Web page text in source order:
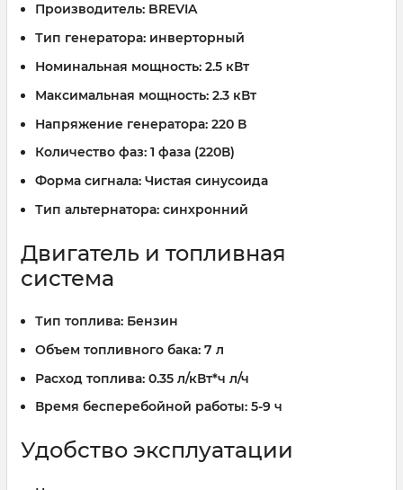
Производитель: BREVIA
Тип генератора: инверторный
Номинальная мощность: 2.5 кВт
Максимальная мощность: 2.3 кВт
Напряжение генератора: 220 В
Количество фаз: 1 фаза (220В)
Форма сигнала: Чистая синусоида
Тип альтернатора: синхронний
Двигатель и топливная
система
Тип топлива: Бензин
Объем топливного бака: 7 л
Расход топлива: 0.35 л/кВт*ч л/ч
Время бесперебойной работы: 5-9 ч
Удобство эксплуатации